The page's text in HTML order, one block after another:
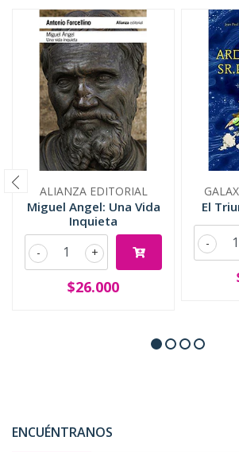
ALIANZA EDITORIAL
Miguel Angel: Una Vida
Inquieta
+
-
$26.000
El
-
ENCUÉNTRANOS